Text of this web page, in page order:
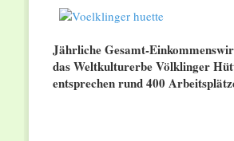
Jährliche Gesamt-
das Weltkulturerbe Völklinger
entsprechen rund 400